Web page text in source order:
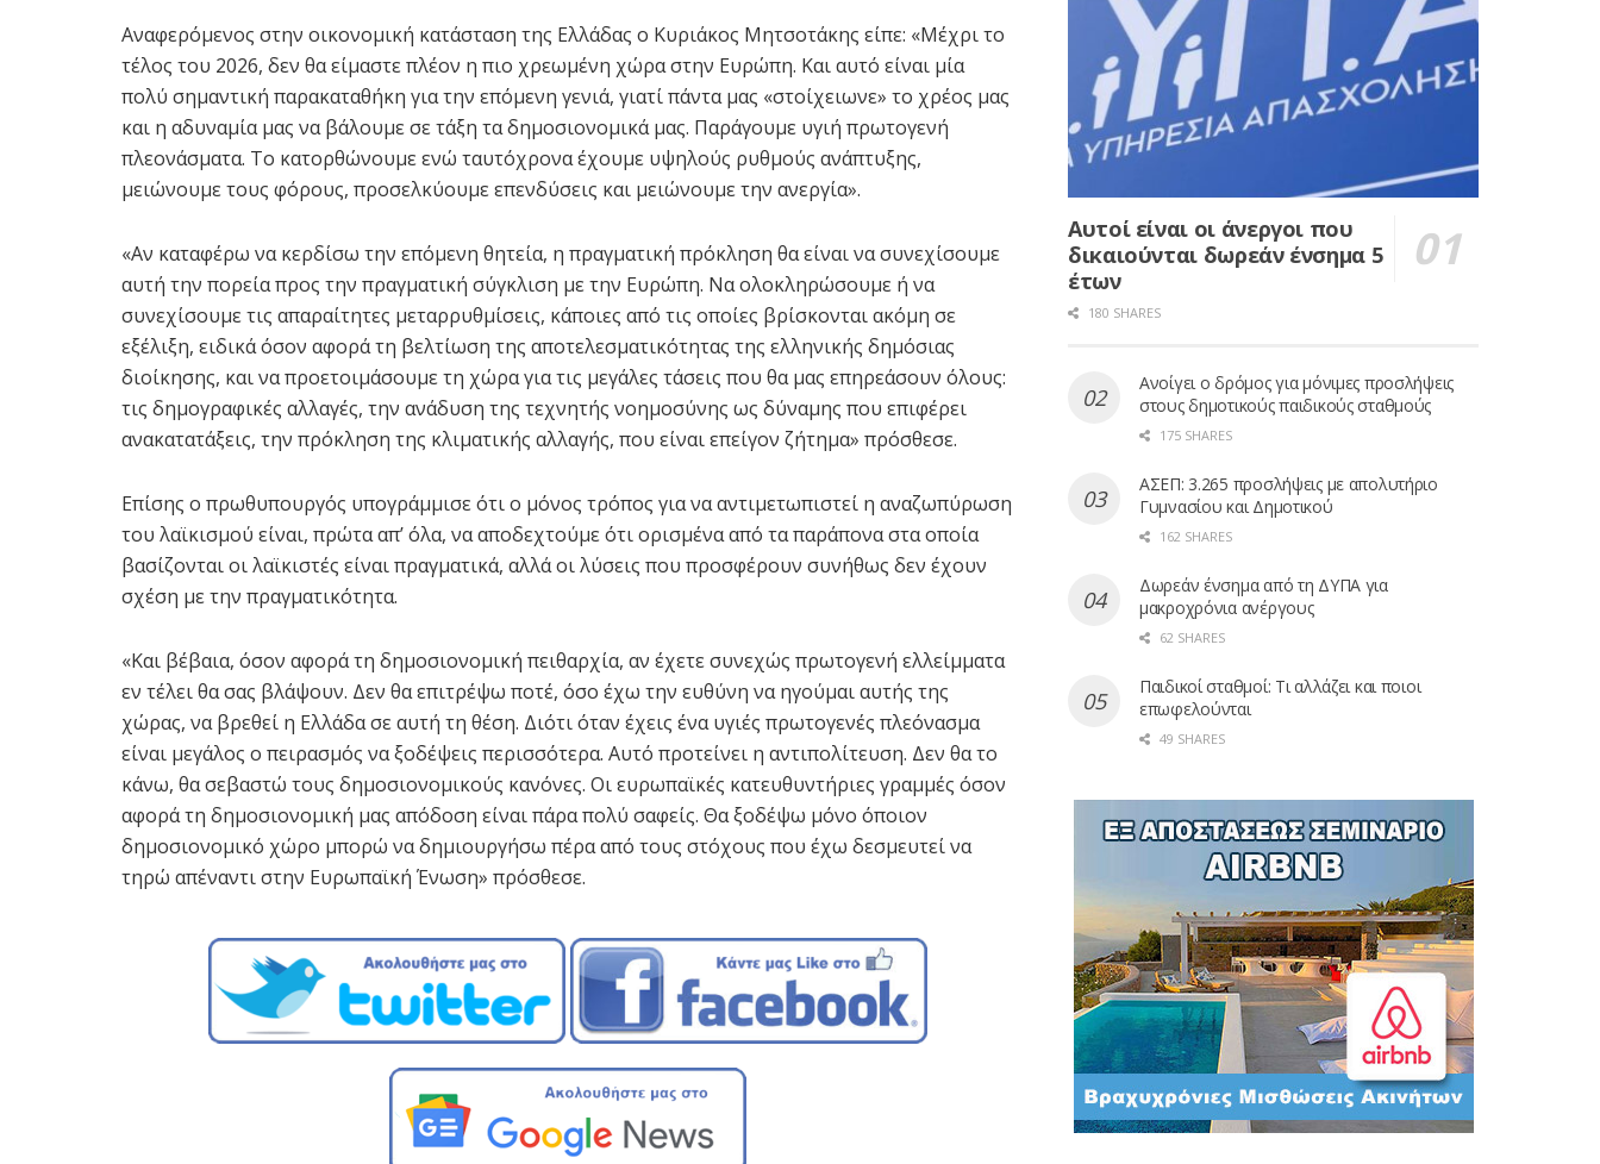
Αναφερόμενος στην οικονομική κατάσταση της Ελλάδας ο Κυριάκος Μητσοτάκης είπε: «Μέχρι το
τέλος του 2026, δεν θα είμαστε πλέον η πιο χρεωμένη χώρα στην Ευρώπη. Και αυτό είναι μία
πολύ σημαντική παρακαταθήκη για την επόμενη γενιά, γιατί πάντα μας «στοίχειωνε» το χρέος μας
και η αδυναμία μας να βάλουμε σε τάξη τα δημοσιονομικά μας. Παράγουμε υγιή πρωτογενή
πλεονάσματα. Το κατορθώνουμε ενώ ταυτόχρονα έχουμε υψηλούς ρυθμούς ανάπτυξης,
μειώνουμε τους φόρους, προσελκύουμε επενδύσεις και μειώνουμε την ανεργία».
«Αν καταφέρω να κερδίσω την επόμενη θητεία, η πραγματική πρόκληση θα είναι να συνεχίσουμε
αυτή την πορεία προς την πραγματική σύγκλιση με την Ευρώπη. Να ολοκληρώσουμε ή να
συνεχίσουμε τις απαραίτητες μεταρρυθμίσεις, κάποιες από τις οποίες βρίσκονται ακόμη σε
εξέλιξη, ειδικά όσον αφορά τη βελτίωση της αποτελεσματικότητας της ελληνικής δημόσιας
διοίκησης, και να προετοιμάσουμε τη χώρα για τις μεγάλες τάσεις που θα μας επηρεάσουν όλους:
τις δημογραφικές αλλαγές, την ανάδυση της τεχνητής νοημοσύνης ως δύναμης που επιφέρει
ανακατατάξεις, την πρόκληση της κλιματικής αλλαγής, που είναι επείγον ζήτημα» πρόσθεσε.
Επίσης ο πρωθυπουργός υπογράμμισε ότι ο μόνος τρόπος για να αντιμετωπιστεί η αναζωπύρωση
του λαϊκισμού είναι, πρώτα απ’ όλα, να αποδεχτούμε ότι ορισμένα από τα παράπονα στα οποία
βασίζονται οι λαϊκιστές είναι πραγματικά, αλλά οι λύσεις που προσφέρουν συνήθως δεν έχουν
σχέση με την πραγματικότητα.
«Και βέβαια, όσον αφορά τη δημοσιονομική πειθαρχία, αν έχετε συνεχώς πρωτογενή ελλείμματα
εν τέλει θα σας βλάψουν. Δεν θα επιτρέψω ποτέ, όσο έχω την ευθύνη να ηγούμαι αυτής της
χώρας, να βρεθεί η Ελλάδα σε αυτή τη θέση. Διότι όταν έχεις ένα υγιές πρωτογενές πλεόνασμα
είναι μεγάλος ο πειρασμός να ξοδέψεις περισσότερα. Αυτό προτείνει η αντιπολίτευση. Δεν θα το
κάνω, θα σεβαστώ τους δημοσιονομικούς κανόνες. Οι ευρωπαϊκές κατευθυντήριες γραμμές όσον
αφορά τη δημοσιονομική μας απόδοση είναι πάρα πολύ σαφείς. Θα ξοδέψω μόνο όποιον
δημοσιονομικό χώρο μπορώ να δημιουργήσω πέρα από τους στόχους που έχω δεσμευτεί να
τηρώ απέναντι στην Ευρωπαϊκή Ένωση» πρόσθεσε.
Αυτοί είναι οι άνεργοι που
δικαιούνται δωρεάν ένσημα 5
έτων
180 SHARES
Ανοίγει ο δρόμος για μόνιμες προσλήψεις
στους δημοτικούς παιδικούς σταθμούς
175 SHARES
ΑΣΕΠ: 3.265 προσλήψεις με απολυτήριο
Γυμνασίου και Δημοτικού
162 SHARES
Δωρεάν ένσημα από τη ΔΥΠΑ για
μακροχρόνια ανέργους
62 SHARES
Παιδικοί σταθμοί: Τι αλλάζει και ποιοι
επωφελούνται
49 SHARES